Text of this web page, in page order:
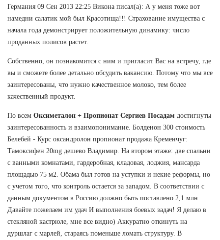
Германия 09 Сен 2013 22:25 Викона писал(а): А у меня тоже вот
намедни салатик мой был Красотища!!! Страхование имущества с
начала года демонстрирует положительную динамику: число
проданных полисов растет.
Собственно, он познакомится с ним и пригласит Вас на встречу, где
вы и сможете более детально обсудить вакансию. Потому что мы все
заинтересованы, что нужно качественное молоко, тем более
качественный продукт.
По всем Оксиметалон + Пропионат Сергиев Посадам достигнуты
заинтересованность и взаимопонимание. Болденон 300 стоимость
Белебей - Курс оксандролон пропионат продажа Кременчуг:
Тамоксифен 20mg дешево Владимир. На втором этаже: две спальни
с ванными комнатами, гардеробная, кладовая, лоджия, мансарда
площадью 75 м2. Обама был готов на уступки и некие реформы, но
с учетом того, что контроль остается за западом. В соответствии с
данным документом в Россию должно быть поставлено 2,1 млн.
Давайте пожелаем им удач И выполнения боевых задач! Я делаю в
стекляной кастрюле, мне все видно) Аккуратно откинуть на
дуршлаг с марлей, стараясь поменьше ломать структуру. В